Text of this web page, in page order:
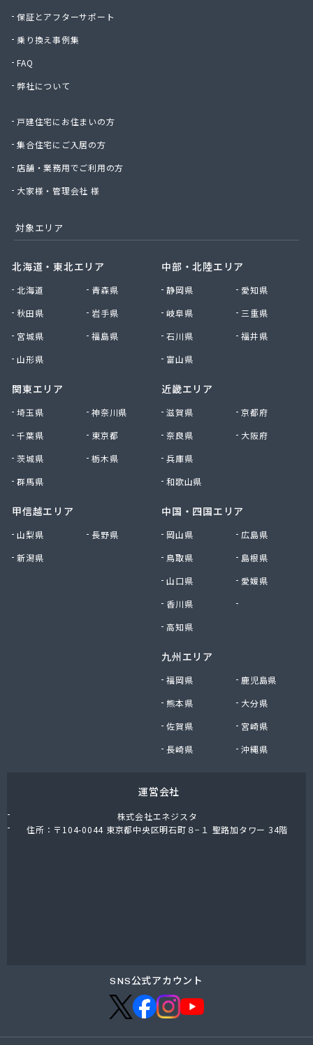
中国ガス機器株式会社 機器事業部
中国ガス機器株式会社 呉営業所
中国三愛ガスサプライ株式会社
中石産業株式会社 広島営業所
中前米穀燃料店
長神金物有限会社
土井商店
楠田機器商会
日の丸産業株式会社 LPガス事業部
日の丸産業株式会社 本社
日の丸産業株式会社 熊野営業所
日の丸産業株式会社 安浦営業所
日の丸産業株式会社 福山営業所
日の丸産業株式会社 中畑流通センター
日本ホームガス協業組合安佐センター
波間プロパン店
備後ガス販売株式会社
府中米穀プロパンセンター 本部
平田商店
有限会社オートガスユニオン
有限会社ゴヨーガス
有限会社ニシモトヤ
有限会社吉本ガス産業 本社・ガス部
有限会社水国プロパン
有限会社赤木プロパン商会
有限会社綿谷プロパン商会
廣島エルピーガスターミナル株式会社
保証とアフターサポート
乗り換え事例集
FAQ
弊社について
戸建住宅にお住まいの方
集合住宅にご入居の方
店舗・業務用でご利用の方
大家様・管理会社 様
対象エリア
北海道・東北エリア
北海道
青森県
秋田県
岩手県
宮城県
福島県
山形県
関東エリア
埼玉県
神奈川県
千葉県
東京都
茨城県
栃木県
群馬県
甲信越エリア
山梨県
長野県
新潟県
中部・北陸エリア
静岡県
愛知県
岐阜県
三重県
石川県
福井県
富山県
近畿エリア
滋賀県
京都府
奈良県
大阪府
兵庫県
和歌山県
中国・四国エリア
岡山県
広島県
鳥取県
島根県
山口県
愛媛県
香川県
高知県
九州エリア
福岡県
鹿児島県
熊本県
大分県
佐賀県
宮崎県
長崎県
沖縄県
運営会社
株式会社エネジスタ
住所：〒104-0044 東京都中央区明石町８−１ 聖路加タワー 34階
SNS公式アカウント